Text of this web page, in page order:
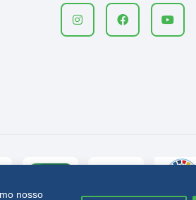
nosso